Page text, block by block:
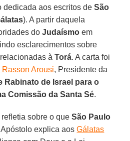
dedicada aos escritos deSão
). A partir daquela
doJudaísmo em
esclarecimentos sobre
àTorá. A carta foi
Rasson Arousi, Presidente da
Rabinato de Israel para o
Comissão da Santa Sé.
refletia sobre o queSão Paulo
Apóstolo explica aosGálatas